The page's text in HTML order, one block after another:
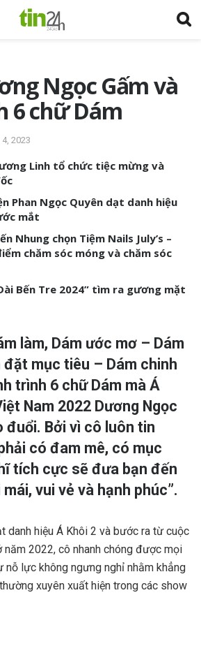
Ngọc Gấm và
6 chữ Dám
2023
Linh tổ chức tiệc mừng và
Phan Ngọc Quyên dạt danh hiệu
mắt
Nhung chọn Tiệm Nails July’s –
chăm sóc móng và chăm sóc
Bến Tre 2024” tìm ra gương mặt
làm, Dám ước mơ – Dám
đặt mục tiêu – Dám chinh
trình 6 chữ Dám mà Á
Nam 2022 Dương Ngọc
đuổi. Bởi vì cô luôn tin
có đam mê, có mục
tích cực sẽ đưa bạn đến
vui vẻ và hạnh phúc”.
danh hiệu Á Khôi 2 và bước ra từ cuộc
năm 2022, cô nhanh chóng được mọi
lực không ngưng nghỉ nhằm khẳng
xuyên xuất hiện trong các show